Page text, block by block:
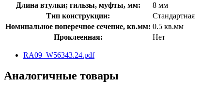
Длина втулки; гильзы, муфты, мм:
8 мм
Тип конструкции:
Стандартная
Номинальное поперечное сечение, кв.мм: 0.5 кв.мм
Проклеенная:
Нет
RA09_W56343.24.pdf
Аналогичные товары